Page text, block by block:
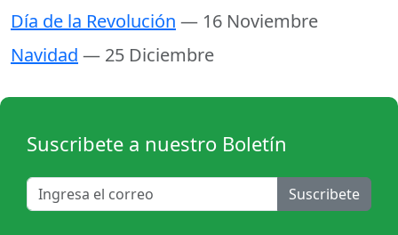
Día de la Revolución — 16 Noviembre
Navidad — 25 Diciembre
Suscribete a nuestro Boletín
Suscribete